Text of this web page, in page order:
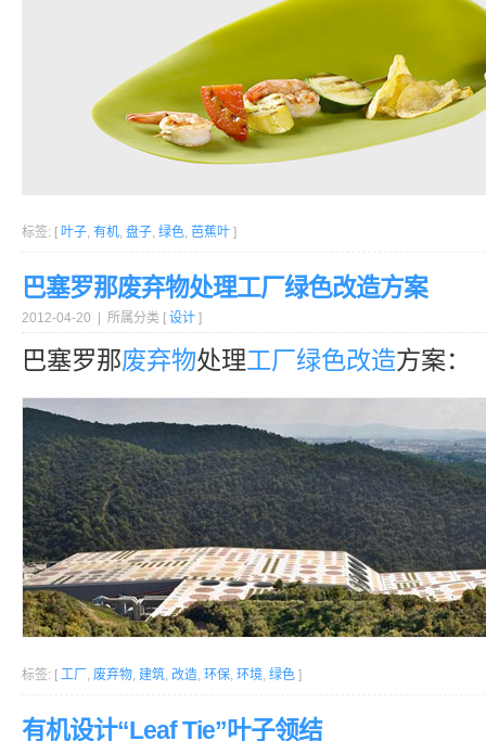
标签: [ 叶子, 有机, 盘子, 绿色, 芭蕉叶 ]
巴塞罗那废弃物处理工厂绿色改造方案
2012-04-20 | 所属分类 [ 设计 ]
巴塞罗那废弃物处理工厂绿色改造方案：
标签: [ 工厂 , 废弃物, 建筑, 改造, 环保, 环境, 绿色 ]
有机设计“Leaf Tie”叶子领结